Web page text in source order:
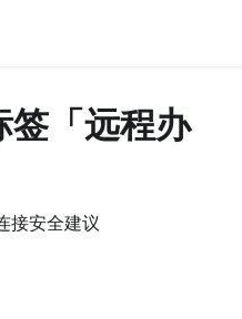
签「远程办
接安全建议